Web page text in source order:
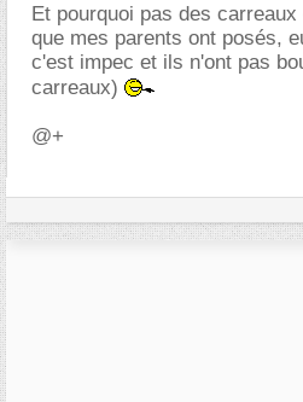
Et pourquoi pas des
que mes parents ont posés,
c'est impec et ils n'ont pas
carreaux)
@+